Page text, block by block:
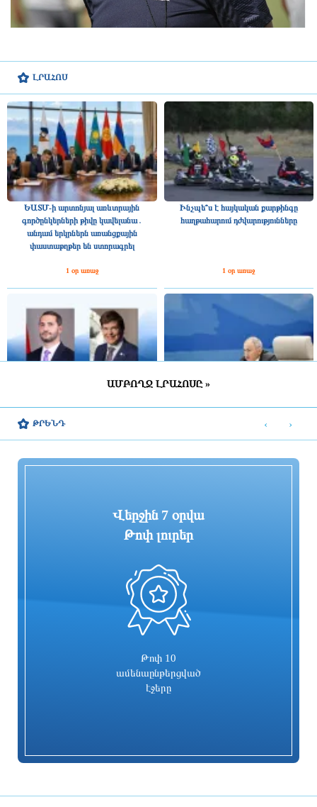
ԼՐԱՀՈՍ
ԵԱՏՄ-ի արտոնյալ առևտրային
գործընկերների թիվը կավելանա․
անդամ երկրներն առանցքային
փաստաթղթեր են ստորագրել
1 օր առաջ
Ինչպե՞ս է հայկական քարթինգը
հաղթահարում դժվարությունները
1 օր առաջ
ՀՀ ԱԺ նախագահի պաշտոնում
ընտրվելու կապակցությամբ
Գարեգին Բ-ի և վեց եպիսկոպոսների
ինքնաբացարկ հայտնեց. նոր
Իսրայելն արձագանքել է Թուրքիայի
Մուրադ Սիմոնյանից կբռնագանձվի 4
հունական ժողովրդական պարերի
ԱՄԲՈՂՋ ԼՐԱՀՈՍԸ »
ԹՐԵՆԴ
Վերջին 7 օրվա
Թոփ լուրեր
Թոփ 10
ամենաընթերցված
էջերը
‹ ›